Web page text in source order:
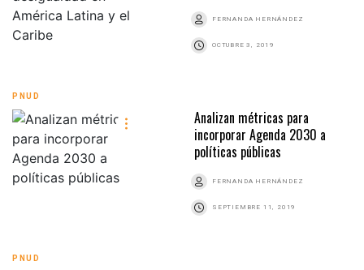
FERNANDA HERNÁNDEZ
OCTUBRE 3, 2019
PNUD
Analizan métricas para
incorporar Agenda 2030 a
políticas públicas
FERNANDA HERNÁNDEZ
SEPTIEMBRE 11, 2019
PNUD